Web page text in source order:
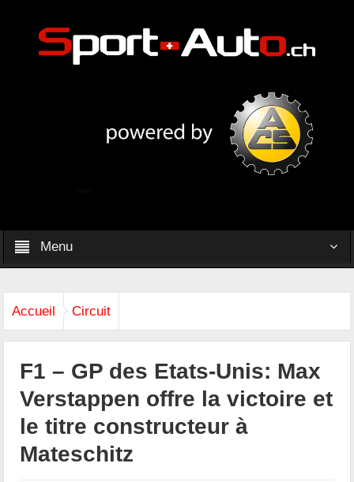
Menu
Accueil Circuit
F1 – GP des Etats-Unis: Max
Verstappen offre la victoire et
le titre constructeur à
Mateschitz